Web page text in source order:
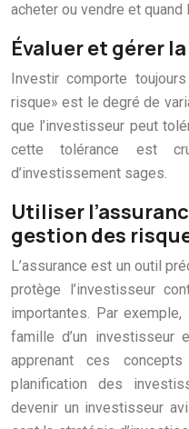
acheter ou vendre et quand
Évaluer et gérer
Investir comporte
risque» est le degré de
que l’investisseur peut
cette tolérance est
d’investissement sages.
Utiliser
gestion des
L’assurance est un outil
protège l’investisseur
importantes. Par
famille d’un investisseur
apprenant ces
planification des
devenir un investisseur